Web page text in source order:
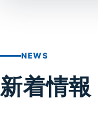
NEWS
新着情報